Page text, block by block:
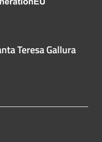
Teresa Gallura